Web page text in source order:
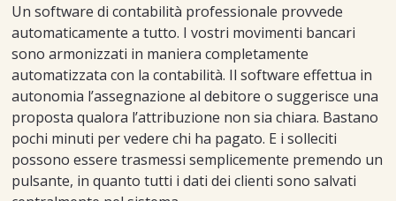
Un software di contabilità professionale provvede
automaticamente a tutto. I vostri movimenti bancari
sono armonizzati in maniera completamente
automatizzata con la contabilità. Il software effettua in
autonomia l’assegnazione al debitore o suggerisce una
proposta qualora l’attribuzione non sia chiara. Bastano
pochi minuti per vedere chi ha pagato. E i solleciti
possono essere trasmessi semplicemente premendo un
pulsante, in quanto tutti i dati dei clienti sono salvati